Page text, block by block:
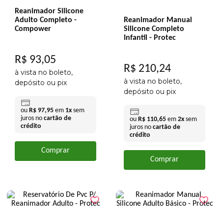
Reanimador Silicone
Adulto Completo -
Compower
R$ 93,05
à vista no boleto,
depósito ou pix
ou R$ 97,95 em 1x sem
juros no cartão de
crédito
Comprar
Reanimador Manual
Silicone Completo
Infantil - Protec
R$ 210,24
à vista no boleto,
depósito ou pix
ou R$ 110,65 em 2x sem
juros no cartão de
crédito
Comprar